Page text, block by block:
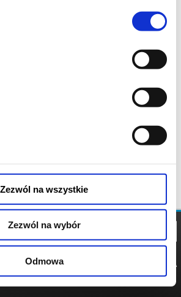
Zezwól na wszystkie
Zezwól na wybór
Odmowa
POLITYKA
POLITYKA